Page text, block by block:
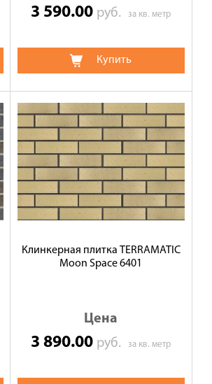
3 590.00 руб.за кв. метр
Купить
Клинкерная плитка TERRAMATIC
Moon Space 6401
Цена
3 890.00 руб.за кв. метр